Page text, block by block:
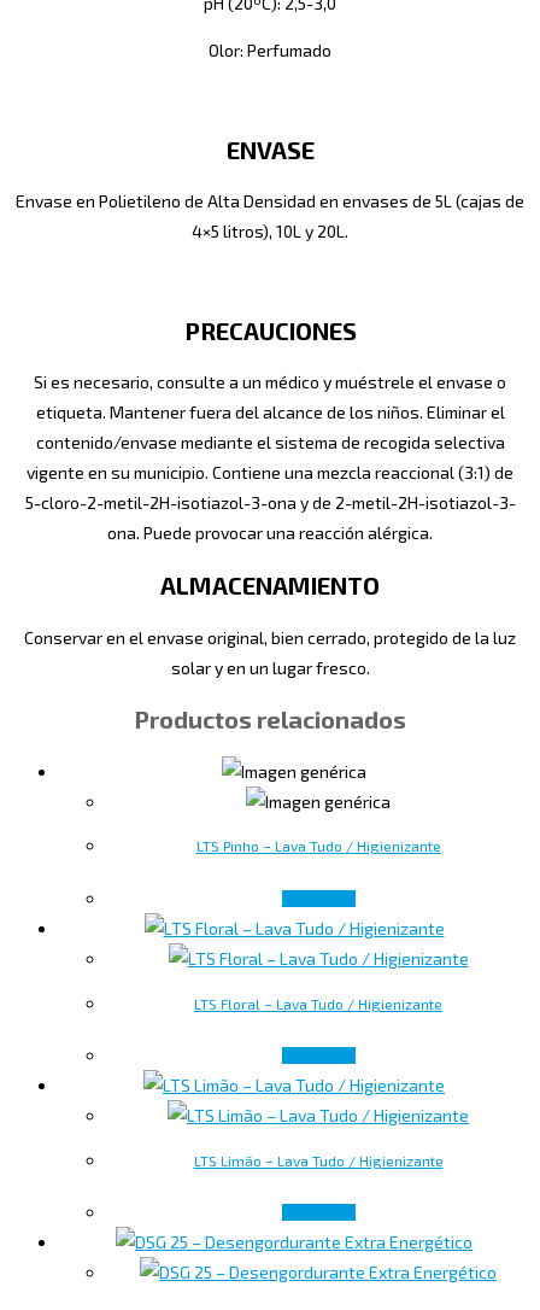
Olor: Perfumado
ENVASE
Envase en Polietileno de Alta Densidad en envases de 5L (cajas de
4×5 litros), 10L y 20L.
PRECAUCIONES
Si es necesario, consulte a un médico y muéstrele el envase o
etiqueta. Mantener fuera del alcance de los niños. Eliminar el
contenido/envase mediante el sistema de recogida selectiva
vigente en su municipio. Contiene una mezcla reaccional (3:1) de
5-cloro-2-metil-2H-isotiazol-3-ona y de 2-metil-2H-isotiazol-3-
ona. Puede provocar una reacción alérgica.
ALMACENAMIENTO
Conservar en el envase original, bien cerrado, protegido de la luz
solar y en un lugar fresco.
Productos relacionados
LTS Pinho – Lava Tudo / Higienizante
LTS Floral – Lava Tudo / Higienizante
LTS Limão – Lava Tudo / Higienizante